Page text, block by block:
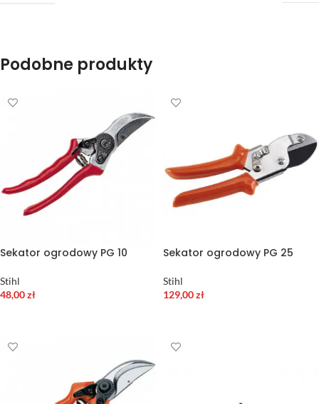
Podobne produkty
Sekator ogrodowy PG 10
Stihl
48,00zł
Sekator ogrodowy PG 25
Stihl
129,00zł